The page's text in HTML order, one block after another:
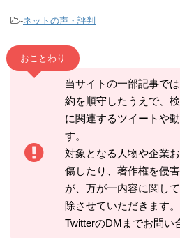
-ネットの声・評判
おことわり
当サイトの一部記事で
約を順守したうえで、
に関連するツイートや
す。
対象となる人物や企業
傷したり、著作権を侵
が、万が一内容に関し
除させていただきます。
TwitterのDMまでお問い